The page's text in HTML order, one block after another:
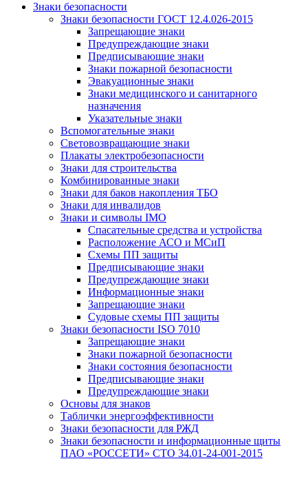
Знаки безопасности
Знаки безопасности ГОСТ 12.4.026-2015
Запрещающие знаки
Предупреждающие знаки
Предписывающие знаки
Знаки пожарной безопасности
Эвакуационные знаки
Знаки медицинского и санитарного
назначения
Указательные знаки
Вспомогательные знаки
Световозвращающие знаки
Плакаты электробезопасности
Знаки для строительства
Комбинированные знаки
Знаки для баков накопления ТБО
Знаки для инвалидов
Знаки и символы IMO
Спасательные средства и устройства
Расположение АСО и МСиП
Схемы ПП защиты
Предписывающие знаки
Предупреждающие знаки
Информационные знаки
Запрещающие знаки
Судовые схемы ПП защиты
Знаки безопасности ISO 7010
Запрещающие знаки
Знаки пожарной безопасности
Знаки состояния безопасности
Предписывающие знаки
Предупреждающие знаки
Основы для знаков
Таблички энергоэффективности
Знаки безопасности для РЖД
Знаки безопасности и информационные щиты
ПАО «РОССЕТИ» СТО 34.01-24-001-2015